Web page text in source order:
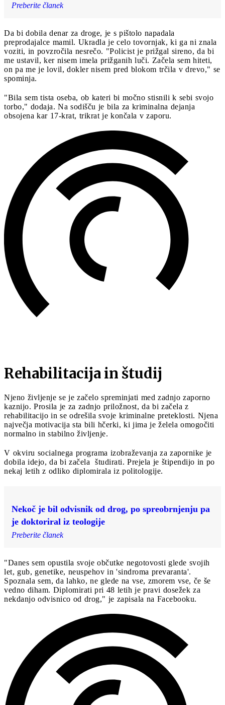
Preberite članek
Da bi dobila denar za droge, je s pištolo napadala
preprodajalce mamil. Ukradla je celo tovornjak, ki ga ni znala
voziti, in povzročila nesrečo. "Policist je prižgal sireno, da bi
me ustavil, ker nisem imela prižganih luči. Začela sem hiteti,
on pa me je lovil, dokler nisem pred blokom trčila v drevo," se
spominja.
"Bila sem tista oseba, ob kateri bi močno stisnili k sebi svojo
torbo," dodaja. Na sodišču je bila za kriminalna dejanja
obsojena kar 17-krat, trikrat je končala v zaporu.
Rehabilitacija in študij
Njeno življenje se je začelo spreminjati med zadnjo zaporno
kaznijo. Prosila je za zadnjo priložnost, da bi začela z
rehabilitacijo in se odrešila svoje kriminalne preteklosti. Njena
največja motivacija sta bili hčerki, ki jima je želela omogočiti
normalno in stabilno življenje.
V okviru socialnega programa izobraževanja za zapornike je
dobila idejo, da bi začela študirati. Prejela je štipendijo in po
nekaj letih z odliko diplomirala iz politologije.
Nekoč je bil odvisnik od drog, po spreobrnjenju pa
je doktoriral iz teologije
Preberite članek
"Danes sem opustila svoje občutke negotovosti glede svojih
let, gub, genetike, neuspehov in 'sindroma prevaranta'.
Spoznala sem, da lahko, ne glede na vse, zmorem vse, če še
vedno diham. Diplomirati pri 48 letih je pravi dosežek za
nekdanjo odvisnico od drog," je zapisala na Facebooku.